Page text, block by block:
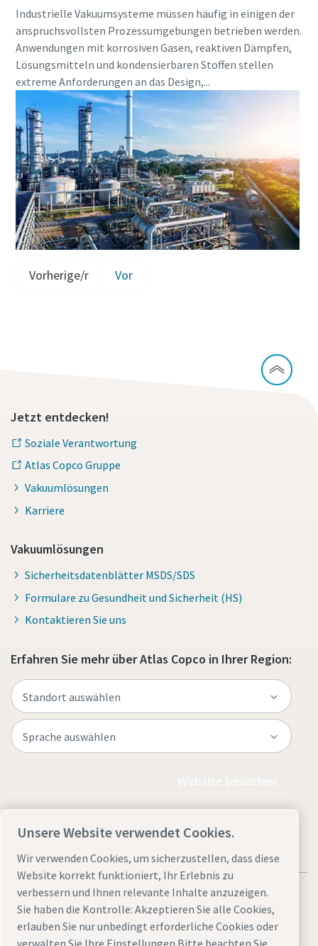
Industrielle Vakuumsysteme müssen häufig in einigen der
anspruchsvollsten Prozessumgebungen betrieben werden.
Anwendungen mit korrosiven Gasen, reaktiven Dämpfen,
Lösungsmitteln und kondensierbaren Stoffen stellen
extreme Anforderungen an das Design,...
Vorherige/r Vor
Jetzt entdecken!
Soziale Verantwortung
Atlas Copco Gruppe
Vakuumlösungen
Karriere
Vakuumlösungen
Sicherheitsdatenblätter MSDS/SDS
Formulare zu Gesundheit und Sicherheit (HS)
Kontaktieren Sie uns
Erfahren Sie mehr über Atlas Copco in Ihrer Region:
Unsere Website verwendet Cookies.
Wir verwenden Cookies, um sicherzustellen, dass diese
Website korrekt funktioniert, Ihr Erlebnis zu
verbessern und Ihnen relevante Inhalte anzuzeigen.
Sie haben die Kontrolle: Akzeptieren Sie alle Cookies,
erlauben Sie nur unbedingt erforderliche Cookies oder